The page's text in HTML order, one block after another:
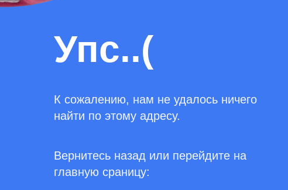
Упс..(
К сожалению, нам не удалось ничего
найти по этому адресу.
Вернитесь назад или перейдите на
главную сраницу: